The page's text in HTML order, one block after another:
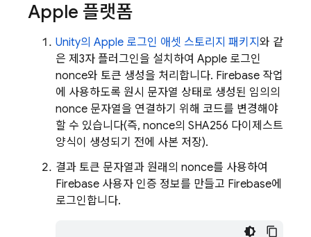
Apple 플랫폼
Unity의 Apple 로그인 애셋 스토리지 패키지 와 같
은 제3자 플러그인을 설치하여 Apple 로그인
nonce와 토큰 생성을 처리합니다. Firebase 작업
에 사용하도록 원시 문자열 상태로 생성된 임의의
nonce 문자열을 연결하기 위해 코드를 변경해야
할 수 있습니다(즉, nonce의 SHA256 다이제스트
양식이 생성되기 전에 사본 저장).
결과 토큰 문자열과 원래의 nonce를 사용하여
Firebase 사용자 인증 정보를 만들고 Firebase에
로그인합니다.